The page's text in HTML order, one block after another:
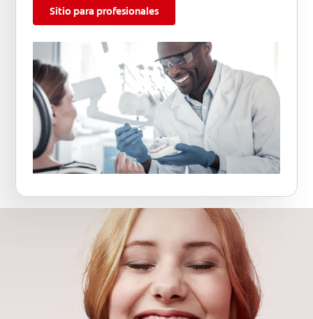
Sitio para profesionales